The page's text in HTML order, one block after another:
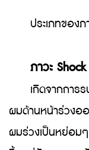
ประเภทของภา
ภาวะ
เกิดจากการร
ผมด้านหน้าร่วงอ
ผมร่วงเป็นหย่อม